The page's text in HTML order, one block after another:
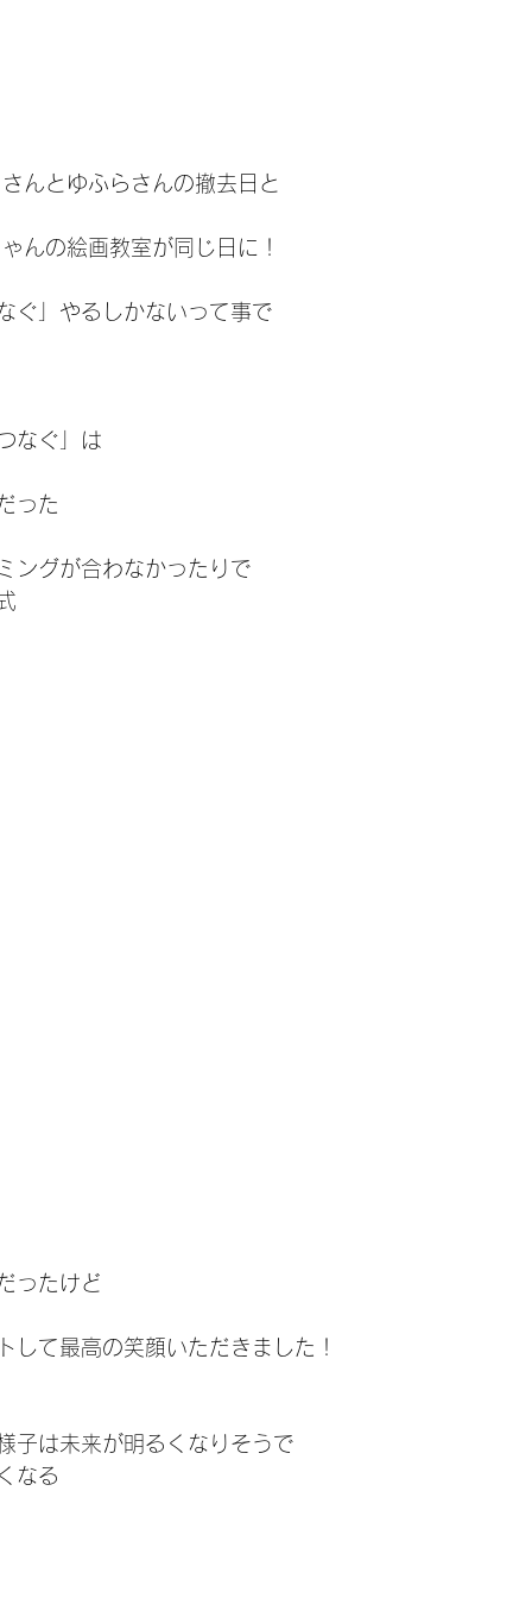
んとゆふらさんの撤去日と
んの絵画教室が同じ日に！
ぐ」やるしかないって事で
なぐ」は
った
ングが合わなかったりで
ったけど
して最高の笑顔いただきました！
子は未来が明るくなりそうで
なる